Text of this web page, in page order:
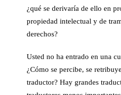
¿qué se derivaría de ello en
propiedad intelectual y de
derechos?
Usted no ha entrado en una
¿Cómo se percibe, se
traductor? Hay grandes